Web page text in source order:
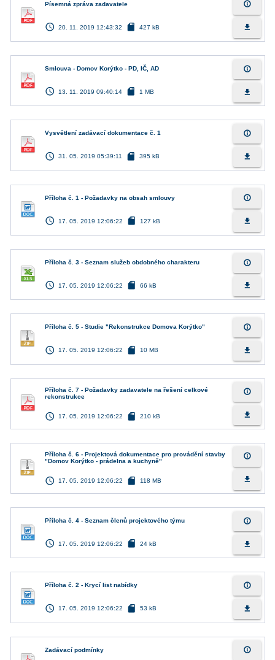
Písemná zpráva zadavatele
access_time 20. 11. 2019 12:43:32 sd_card 427 kB
info_outline
file_download
Smlouva - Domov Korýtko - PD, IČ, AD
access_time 13. 11. 2019 09:40:14 sd_card 1 MB
info_outline
file_download
Vysvětlení zadávací dokumentace č. 1
access_time 31. 05. 2019 05:39:11 sd_card 395 kB
info_outline
file_download
Příloha č. 1 - Požadavky na obsah smlouvy
access_time 17. 05. 2019 12:06:22 sd_card 127 kB
info_outline
file_download
Příloha č. 3 - Seznam služeb obdobného charakteru
access_time 17. 05. 2019 12:06:22 sd_card 66 kB
info_outline
file_download
Příloha č. 5 - Studie "Rekonstrukce Domova Korýtko"
access_time 17. 05. 2019 12:06:22 sd_card 10 MB
info_outline
file_download
Příloha č. 7 - Požadavky zadavatele na řešení celkové
rekonstrukce
access_time 17. 05. 2019 12:06:22 sd_card 210 kB
info_outline
file_download
Příloha č. 6 - Projektová dokumentace pro provádění stavby
"Domov Korýtko - prádelna a kuchyně"
access_time 17. 05. 2019 12:06:22 sd_card 118 MB
info_outline
file_download
Příloha č. 4 - Seznam členů projektového týmu
access_time 17. 05. 2019 12:06:22 sd_card 24 kB
info_outline
file_download
Příloha č. 2 - Krycí list nabídky
access_time 17. 05. 2019 12:06:22 sd_card 53 kB
info_outline
file_download
Zadávací podmínky info_outline